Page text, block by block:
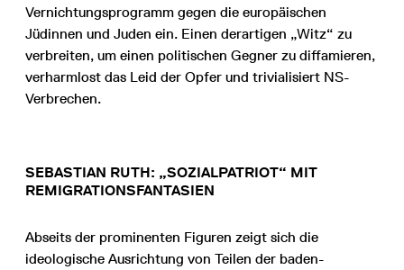
Vernichtungsprogramm gegen die europäischen
Jüdinnen und Juden ein. Einen derartigen „Witz“ zu
verbreiten, um einen politischen Gegner zu diffamieren,
verharmlost das Leid der Opfer und trivialisiert NS-
Verbrechen.
SEBASTIAN RUTH: „SOZIALPATRIOT“ MIT
REMIGRATIONSFANTASIEN
Abseits der prominenten Figuren zeigt sich die
ideologische Ausrichtung von Teilen der baden-